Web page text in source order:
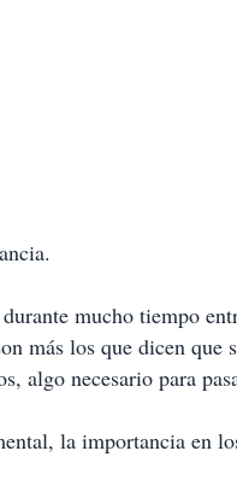
mucho tiempo
más los que dicen
algo necesario para
la importancia en